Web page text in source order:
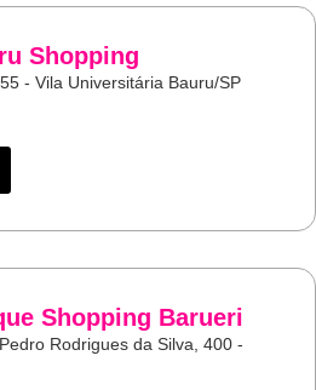
Shopping
- Vila Universitária Bauru/SP
Shopping Barueri
Rodrigues da Silva, 400 -